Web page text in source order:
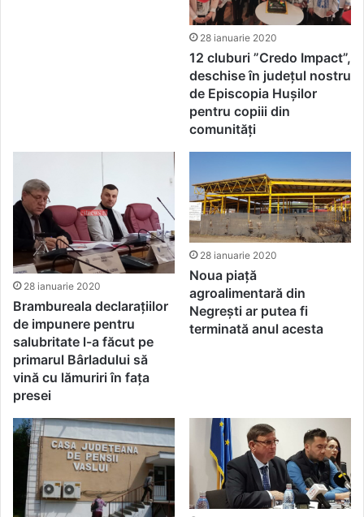
28 ianuarie 2020
12 cluburi ”Credo Impact”,
deschise în județul nostru
de Episcopia Hușilor
pentru copiii din
comunități
28 ianuarie 2020
Brambureala declarațiilor
de impunere pentru
salubritate l-a făcut pe
primarul Bârladului să
vină cu lămuriri în fața
presei
28 ianuarie 2020
Noua piață
agroalimentară din
Negrești ar putea fi
terminată anul acesta